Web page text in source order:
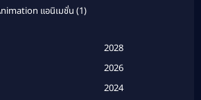
แอนิเมชั่น (1)
2028
2026
2024